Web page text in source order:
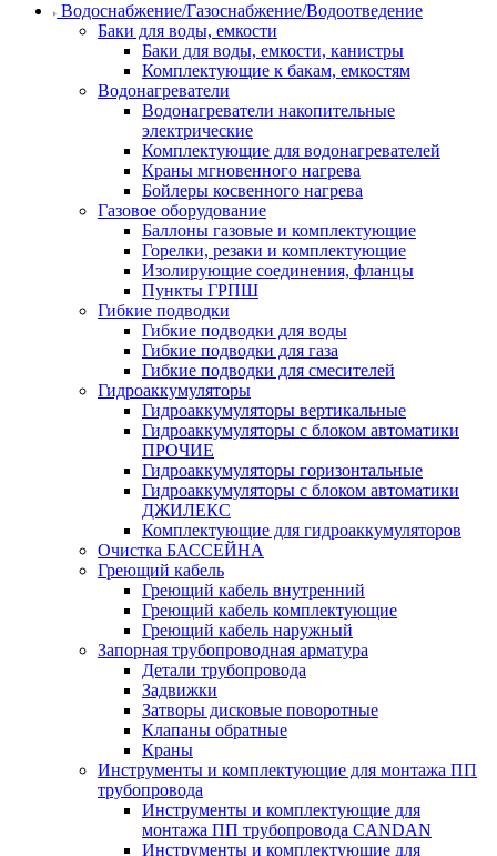
Водоснабжение/Газоснабжение/Водоотведение
Баки для воды, емкости
Баки для воды, емкости, канистры
Комплектующие к бакам, емкостям
Водонагреватели
Водонагреватели накопительные
электрические
Комплектующие для водонагревателей
Краны мгновенного нагрева
Бойлеры косвенного нагрева
Газовое оборудование
Баллоны газовые и комплектующие
Горелки, резаки и комплектующие
Изолирующие соединения, фланцы
Пункты ГРПШ
Гибкие подводки
Гибкие подводки для воды
Гибкие подводки для газа
Гибкие подводки для смесителей
Гидроаккумуляторы
Гидроаккумуляторы вертикальные
Гидроаккумуляторы с блоком автоматики
ПРОЧИЕ
Гидроаккумуляторы горизонтальные
Гидроаккумуляторы с блоком автоматики
ДЖИЛЕКС
Комплектующие для гидроаккумуляторов
Очистка БАССЕЙНА
Греющий кабель
Греющий кабель внутренний
Греющий кабель комплектующие
Греющий кабель наружный
Запорная трубопроводная арматура
Детали трубопровода
Задвижки
Затворы дисковые поворотные
Клапаны обратные
Краны
Инструменты и комплектующие для монтажа ПП
трубопровода
Инструменты и комплектующие для
монтажа ПП трубопровода CANDAN
Инструменты и комплектующие для